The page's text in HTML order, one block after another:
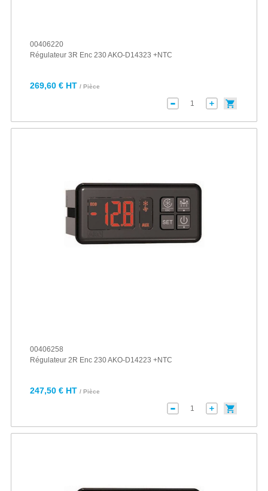
00406220
Régulateur 3R Enc 230 AKO-D14323 +NTC
269,60 € HT / Pièce
00406258
Régulateur 2R Enc 230 AKO-D14223 +NTC
247,50 € HT / Pièce